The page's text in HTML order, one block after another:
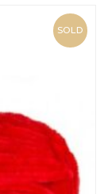
SOLD